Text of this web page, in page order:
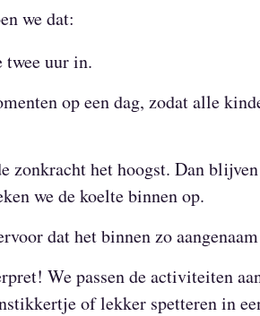
we dat:
twee uur in.
op een dag, zodat alle
zonkracht het hoogst. Dan
we de koelte binnen op.
dat het binnen zo
We passen de activiteiten
of lekker spetteren in